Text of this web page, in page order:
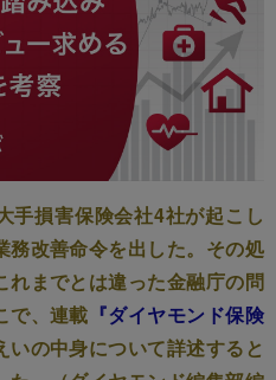
手損害保険会社4社が起こし
務改善命令を出した。その処
れまでとは違った金融庁の問
で、連載 『ダイヤモンド保険
いの中身について詳述すると